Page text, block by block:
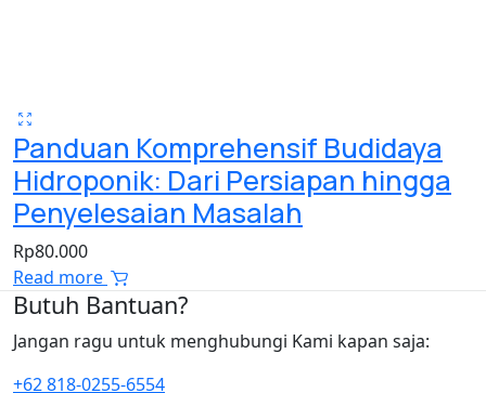
Panduan Komprehensif Budidaya
Hidroponik: Dari Persiapan hingga
Penyelesaian Masalah
Rp80.000
Read more
Butuh Bantuan?
Jangan ragu untuk menghubungi Kami kapan saja:
+62 818-0255-6554